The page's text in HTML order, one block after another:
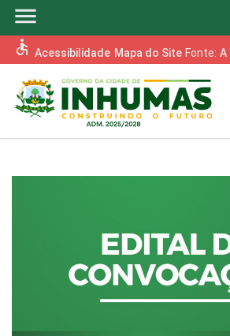
menu
accessible Acessibilidade Mapa do Site Fonte: A